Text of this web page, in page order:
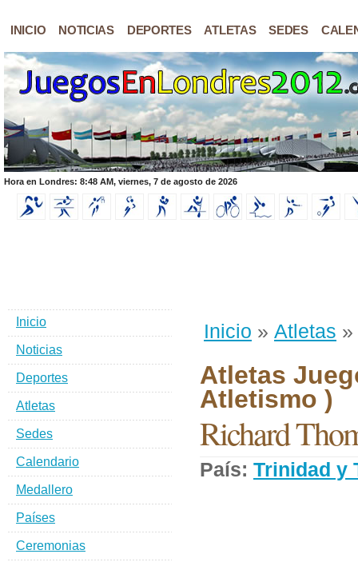
INICIO NOTICIAS DEPORTES ATLETAS SEDES
Hora en Londres: 8:48 AM, viernes, 7 de agosto de 2026
Inicio » Atletas »
Atletas
Atletismo )
Richard
País: Trinidad y
Inicio
Noticias
Deportes
Atletas
Sedes
Calendario
Medallero
Países
Ceremonias